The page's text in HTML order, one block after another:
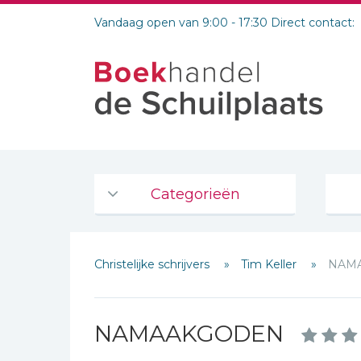
Vandaag open van 9:00 - 17:30 Direct contact:
Categorieën
De Bijbel
Bijbelse Dagboeken 2026
Bijbelstudie groepen
Christelijke schrijvers Tim Keller
NAMAAKGODEN